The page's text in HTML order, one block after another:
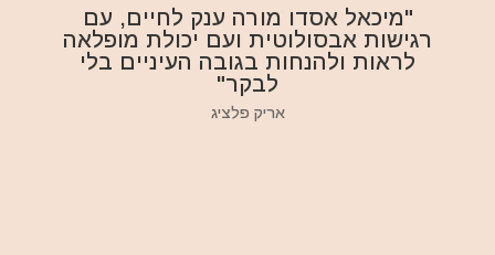
"מיכאל אסדו מורה ענק לחיים, עם
רגישות אבסולוטית ועם יכולת מופלאה
לראות ולהנחות בגובה העיניים בלי
לבקר"
אריק פלציג